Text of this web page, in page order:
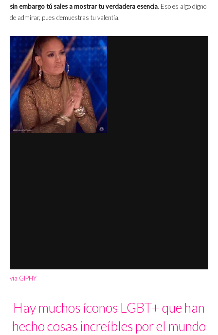
sin embargo tú sales a mostrar tu verdadera esencia. Eso es algo digno
de admirar, pues demuestras tu valentía.
via GIPHY
Hay muchos íconos LGBT+ que han
hecho cosas increíbles por el mundo